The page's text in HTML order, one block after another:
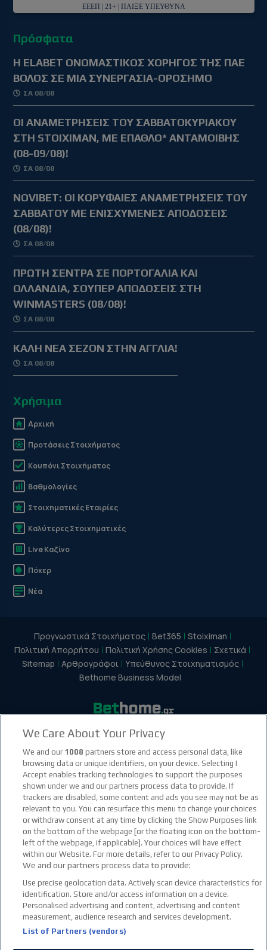
ΕΕΕΠ | 21+ | ΠΑΙΞΕ ΥΠΕΥΘΥΝΑ
Πρόσφατα
Η ELABET ΟΝΟΜΑΣΤΙΚΟΣ ΧΟΡΗΓΟΣ ΤΗΣ ΠΑΕ
ΒΟΛΟΣ ΣΕ ΜΙΑ ΣΥΝΕΡΓΑΣΙΑ-ΟΡΟΣΗΜΟ
ΣΑ 08/08
ΟΙ ΑΝΑΜΕΤΡΗΣΕΙΣ ΤΟΥ ΣΑΒΒΑΤΟΚΥΡΙΑΚΟΥ
ΣΤΗ STOIXIMAN, ΜΕ ΕΠΑΘΛΟ* ΑΝΤΑΜΟΙΒΗΣ
(08-09/08)!
ΣΑ 08/08
NOVIBET: OΙ ΚΟΡΥΦΑΙΕΣ ΑΝΑΜΕΤΡΗΣΕΙΣ ΤΟΥ
ΣΑΒΒΑΤΟΥ ΜΕ ΕΝΙΣΧΥΜΕΝΕΣ ΑΠΟΔΟΣΕΙΣ
(08/08)!
ΣΑ 08/08
ΠΡΩΤΗ ΣΕΝΤΡΑ ΣΕ ΠΟΡΤΟΓΑΛΙΑ ΚΑΙ
ΟΛΛΑΝΔΙΑ, ΣΟΥΠΕΡ ΑΠΟΔΟΣΕΙΣ ΣΤΗ
WINMASTERS (08/08)!
ΣΑ 08/08
ΚΑΛΗ ΝΕΑ ΣΕΖΟΝ ΣΤΗΝ ΑΓΓΛΙΑ!
ΣΑ 08/08
Χρήσιμα
Αρχική
Προτάσεις Στοιχήματος
Κουπόνι Στοιχήματος
Βαθμολογίες
Στοιχηματικές Εταιρίες
Καλύτερες Στοιχηματικές
Live Καζίνο
Πόκερ
Νέα
Προγνωστικά Στοιχήματος Bet365
Stoiximan
Πολιτική Απορρήτου
Πολιτική Χρήσης Cookies
Σχετικά
Sitemap
Αρθρογράφοι
Υπεύθυνος Στοιχηματισμός
Bethome Business Model
instagram social link
youtube social link
tiktok social link
twitter social link
We Care About Your Privacy
We and our 1008 partners store and access personal data, like
browsing data or unique identifiers, on your device. Selecting I
Accept enables tracking technologies to support the purposes
shown under we and our partners process data to provide. If
trackers are disabled, some content and ads you see may not be as
relevant to you. You can resurface this menu to change your choices
or withdraw consent at any time by clicking the Show Purposes link
on the bottom of the webpage [or the floating icon on the bottom-
left of the webpage, if applicable]. Your choices will have effect
within our Website. For more details, refer to our Privacy Policy.
We and our partners process data to provide:
Use precise geolocation data. Actively scan device characteristics for
identification. Store and/or access information on a device.
Personalised advertising and content, advertising and content
measurement, audience research and services development.
List of Partners (vendors)